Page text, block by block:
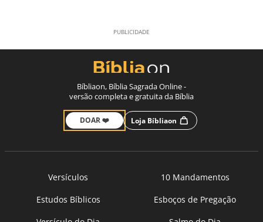
Bíbliaon, Bíblia Sagrada Online -
versão completa e gratuita da Bíblia
DOAR ❤️ Loja Bíbliaon
Versículos
10 Mandamentos
Estudos Bíblicos
Esboços de Pregação